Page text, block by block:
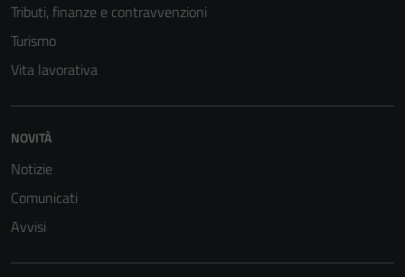
Tributi, finanze e contravvenzioni
Turismo
Vita lavorativa
NOVITÀ
Notizie
Comunicati
Avvisi
del sito e non